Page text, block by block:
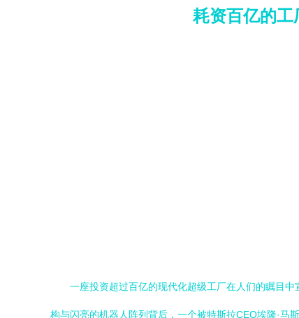
耗资百亿的工
一座投资超过百亿的现代化超级工厂在人们的瞩目
构与闪亮的机器人阵列背后，一个被特斯拉CEO埃隆·